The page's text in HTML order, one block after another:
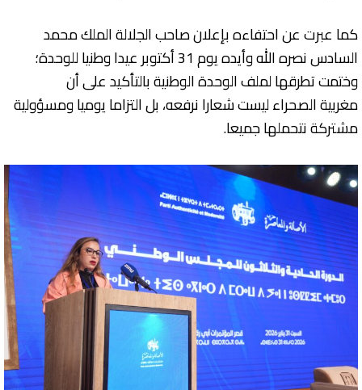
كما عبرت عن احتفاءه بإعلان صاحب الجلالة الملك محمد
السادس نصره الله وأيده يوم 31 أكتوبر عيدا وطنيا للوحدة؛
وختمت تطرقها لملف الوحدة الوطنية بالتأكيد على أن
مغربية الصحراء ليست شعارا نرفعه، بل التزاما يوميا ومسؤولية
مشتركة نتحملها جميعا.